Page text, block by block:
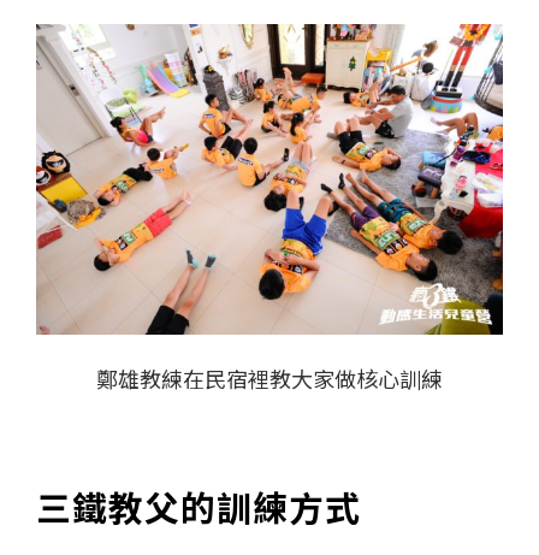
鄭雄教練在民宿裡教大家做核心訓練
三鐵教父的訓練方式